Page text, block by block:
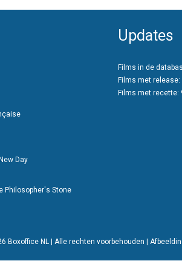
Day
Philosopher's Stone
Updates
Films in de
Films met release:
Films met recette:
Boxoffice NL | Alle rechten voorbehouden |